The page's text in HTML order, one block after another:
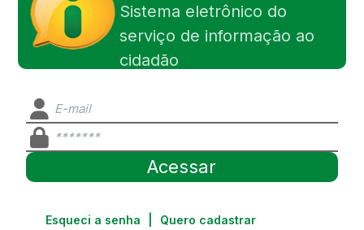
Sistema eletrônico do
serviço de informação ao
cidadão
Esqueci a senha Quero cadastrar